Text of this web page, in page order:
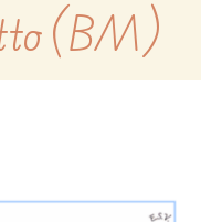
(BM)